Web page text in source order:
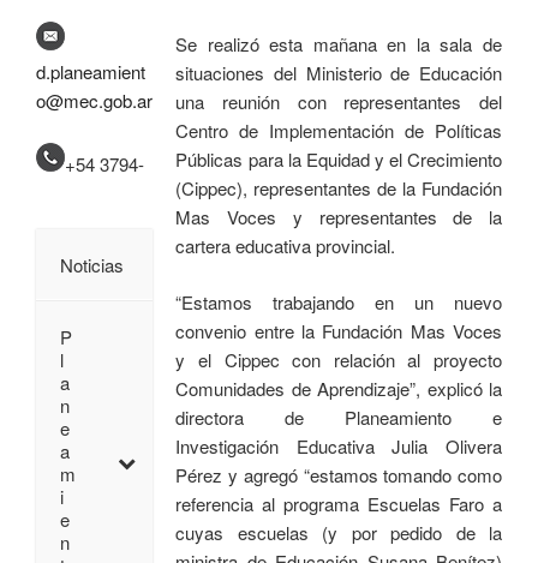
Se realizó esta mañana en la sala de
situaciones del Ministerio de Educación
una reunión con representantes del
Centro de Implementación de Políticas
Públicas para la Equidad y el Crecimiento
(Cippec), representantes de la Fundación
Mas Voces y representantes de la
cartera educativa provincial.
“Estamos trabajando en un nuevo
convenio entre la Fundación Mas Voces
y el Cippec con relación al proyecto
Comunidades de Aprendizaje”, explicó la
directora de Planeamiento e
Investigación Educativa Julia Olivera
Pérez y agregó “estamos tomando como
referencia al programa Escuelas Faro a
cuyas escuelas (y por pedido de la
d.planeamient
o@mec.gob.ar
+54 3794-
Noticias
P
l
a
n
e
a
m
i
e
n